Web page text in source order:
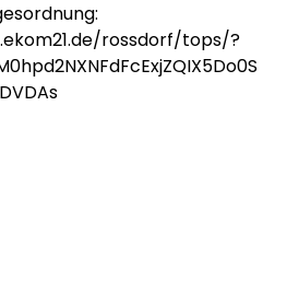
rossdorf/tops/?